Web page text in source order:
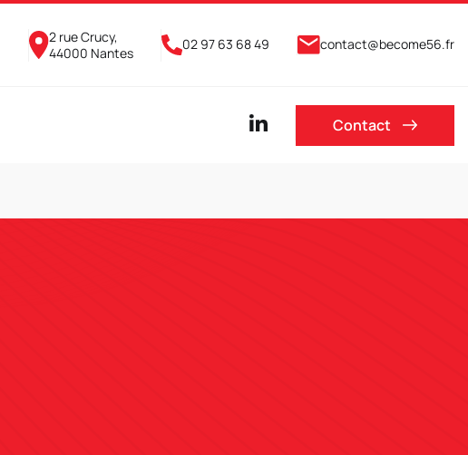
2 rue Crucy,
44000 Nantes
02 97 63 68 49 contact@become56.fr
Contact